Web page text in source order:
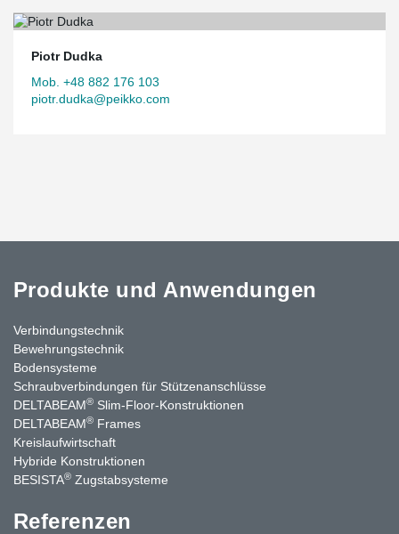
Piotr Dudka
Mob. +48 882 176 103
piotr.dudka@peikko.com
Produkte und Anwendungen
Verbindungstechnik
Bewehrungstechnik
Bodensysteme
Schraubverbindungen für Stützenanschlüsse
DELTABEAM® Slim-Floor-Konstruktionen
DELTABEAM® Frames
Kreislaufwirtschaft
Hybride Konstruktionen
BESISTA® Zugstabsysteme
Referenzen